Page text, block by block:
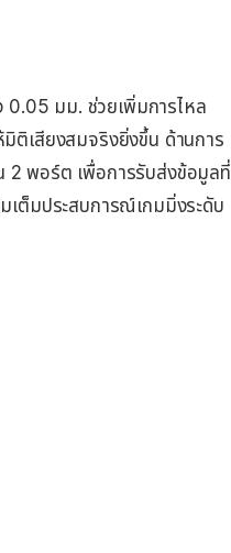
0.05 มม. ช่วยเพิ่มการไหล
ติเสียงสมจริงยิ่งขึ้น ด้านการ
2 พอร์ต เพื่อการรับส่งข้อมูลที่
เต็มประสบการณ์เกมมิ่งระดับ